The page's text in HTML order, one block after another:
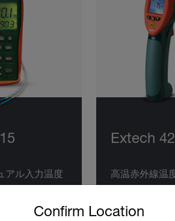
アル入力温度
Extech
高温赤外線温
Confirm Location
from the options below to